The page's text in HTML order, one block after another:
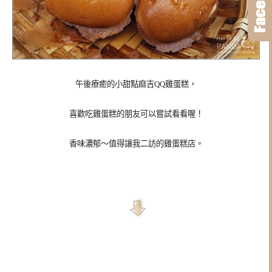
午後療癒的小甜點麻吉QQ雞蛋糕，
喜歡吃雞蛋糕的朋友可以嘗試看看喔！
香味濃郁～值得讓我二訪的雞蛋糕店。